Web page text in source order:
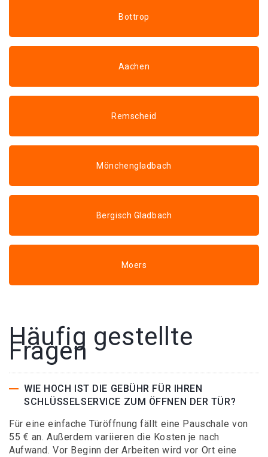
Bottrop
Aachen
Remscheid
Mönchengladbach
Bergisch Gladbach
Moers
Häufig gestellte
Fragen
WIE HOCH IST DIE GEBÜHR FÜR IHREN
SCHLÜSSELSERVICE ZUM ÖFFNEN DER TÜR?
Für eine einfache Türöffnung fällt eine Pauschale von
55 € an. Außerdem variieren die Kosten je nach
Aufwand. Vor Beginn der Arbeiten wird vor Ort eine